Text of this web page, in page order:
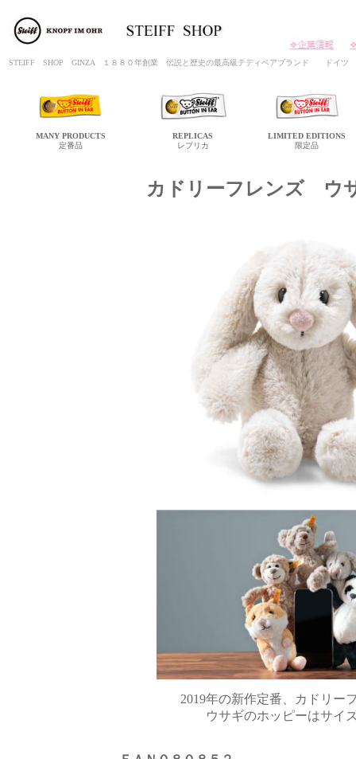
STEIFF SHOP GINZA １８８０年創業 伝説と歴史の最高級テディベアブランド ド
MANY PRODUCTS
定番品
REPLICAS
レプリカ
LIMITED EDITIONS
限定品
カドリーフレンズ ウ
2019年の新作定番、カドリー
ウサギのホッピーはサイ